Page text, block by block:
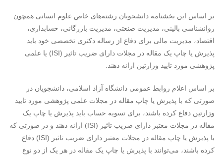
بر اساس این بخشنامه دانشجویان رشته‌های خاص علوم انسانی همچون
روانشناسی بالینی، مدیریت صنعتی، مدیریت بازرگانی، حسابداری،
اقتصاد، مدیریت مالی برای دفاع از رساله دکتری تخصصی خود باید
پذیرش یا چاپ یک مقاله در مجلات دارای ضریب تاثیر (ISI) یا علمی
پژوهشی مورد تایید وزارتین ارائه دهند.
بر اساس اعلام روابط عمومی دانشگاه آزاد اسلامی، دانشجویان در
صورتی که با پذیرش یا چاپ مقاله در مجلات علمی پژوهشی مورد تایید
وزارتین دفاع کرده باشند، برای تسویه حساب باید پذیرش یا چاپ یک
مقاله در مجلات معتبر دارای ضریب تاثیر (ISI) ارائه دهند و در صورتی که
با پذیرش یا چاپ مقاله در مجلات معتبر دارای ضریب تاثیر (ISI) دفاع
کرده باشند، می‌توانند با پذیرش یا چاپ یک مقاله در هر یک از دو نوع